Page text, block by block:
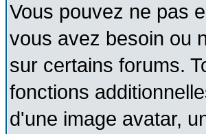
Vous pouvez ne pas
vous avez besoin ou
sur certains forums.
fonctions
d'une image avatar,